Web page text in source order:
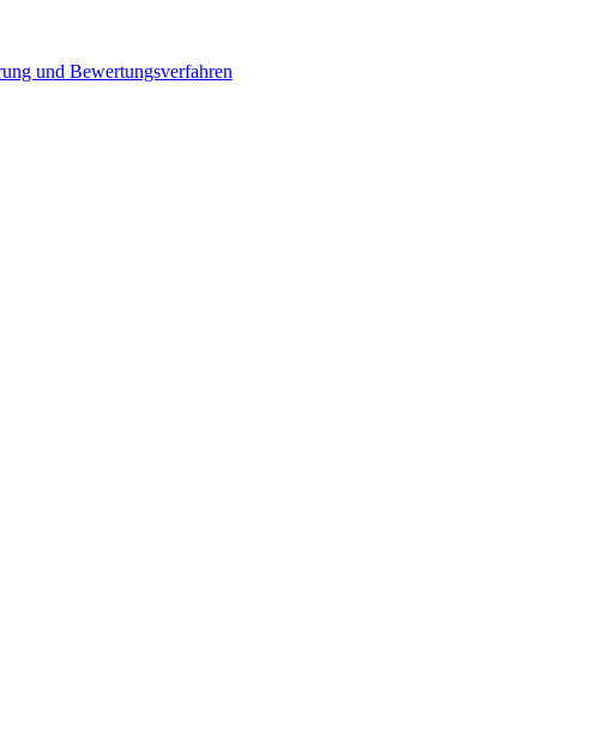
und Bewertungsverfahren